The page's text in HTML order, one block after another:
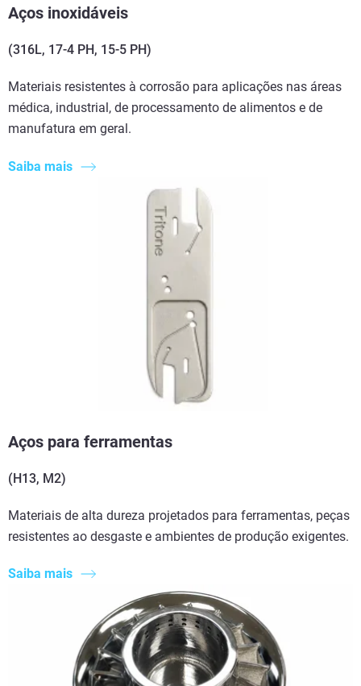
Aços inoxidáveis
(316L, 17-4 PH, 15-5 PH)
Materiais resistentes à corrosão para aplicações nas áreas
médica, industrial, de processamento de alimentos e de
manufatura em geral.
Saiba mais
Aços para ferramentas
(H13, M2)
Materiais de alta dureza projetados para ferramentas, peças
resistentes ao desgaste e ambientes de produção exigentes.
Saiba mais